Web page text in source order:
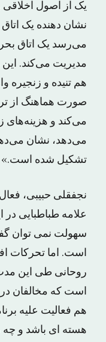
یک از اصول
نشان دهنده یک
می‌رسد یک اتاق
مدیریت می‌کند.
هم تنیده و زنجیره
صورت هماهنگ از
می‌کند و هزینه‌های
می‌دهد، نشان
تشکیل شده است.»
نجفقلی حبیبی،
علامه طباطبایی
سهولت نمی توان
است. اما تحرکات
روحانی طی این
است که مخالفان
هم فعالیت علیه
هسته ای باشد و چه